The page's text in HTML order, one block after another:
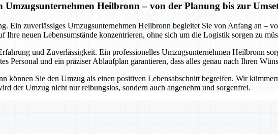
Umzugsunternehmen Heilbronn – von der Planung bis zur
Ein zuverlässiges Umzugsunternehmen Heilbronn begleitet Sie von Anfang an –
Ihre neuen Lebensumstände konzentrieren, ohne sich um die Logistik sorgen zu
und Zuverlässigkeit. Ein professionelles Umzugsunternehmen Heilbronn
Personal und ein präziser Ablaufplan garantieren, dass alles genau nach Ihren
können Sie den Umzug als einen positiven Lebensabschnitt begreifen. Wir
der Umzug nicht nur reibungslos, sondern auch angenehm und sorgenfrei.